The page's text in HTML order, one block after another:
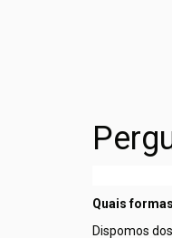
Quais
Dispomos